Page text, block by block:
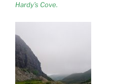
Hardy’s Cove.